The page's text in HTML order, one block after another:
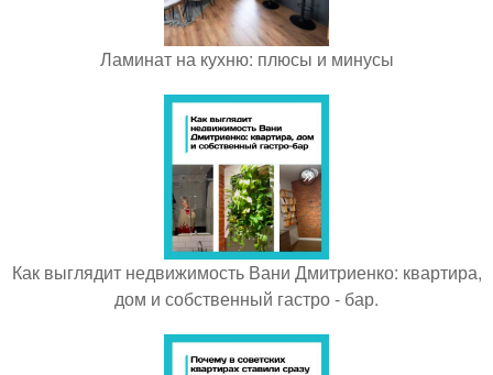
Ламинат на кухню: плюсы и минусы
Как выглядит недвижимость Вани Дмитриенко: квартира,
дом и собственный гастро - бар.